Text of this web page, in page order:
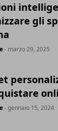
gli
- marzo 29, 2025
- gennaio 15, 2024